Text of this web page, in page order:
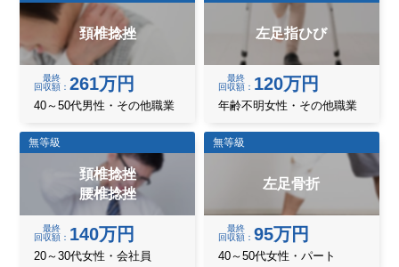
頚椎捻挫
最終
回収額
261万円
40～50代男性・その他職業
左足指ひび
最終
回収額
120万円
年齢不明女性・その他職業
無等級
頚椎捻挫
腰椎捻挫
最終
回収額
140万円
20～30代女性・会社員
無等級
左足骨折
最終
回収額
95万円
40～50代女性・パート